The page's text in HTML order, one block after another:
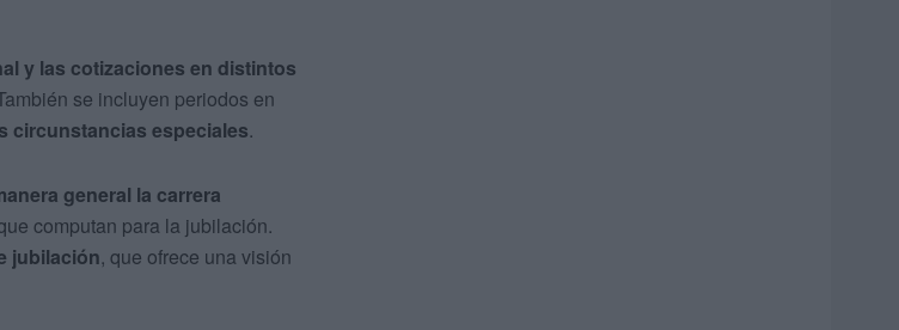
y las cotizaciones en distintos
se incluyen periodos en
circunstancias especiales.
general la carrera
computan para la jubilación.
jubilación, que ofrece una visión